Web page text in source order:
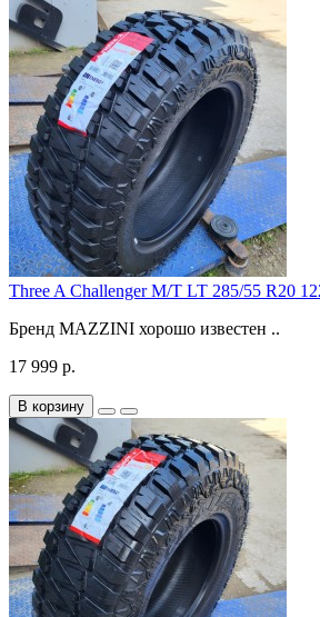
Three A Challenger M/T LT 285/55 R20
Бренд MAZZINI хорошо известен ..
17 999 р.
В корзину